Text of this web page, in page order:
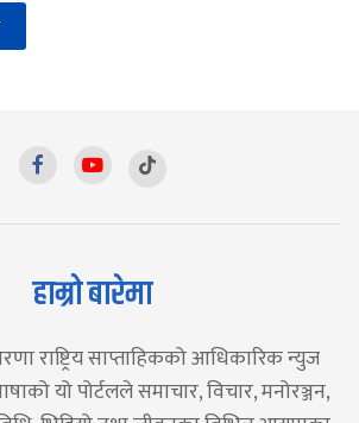
हाम्रो बारेमा
राष्ट्रिय साप्ताहिकको आधिकारिक न्युज
यो पोर्टलले समाचार, विचार, मनोरञ्जन,